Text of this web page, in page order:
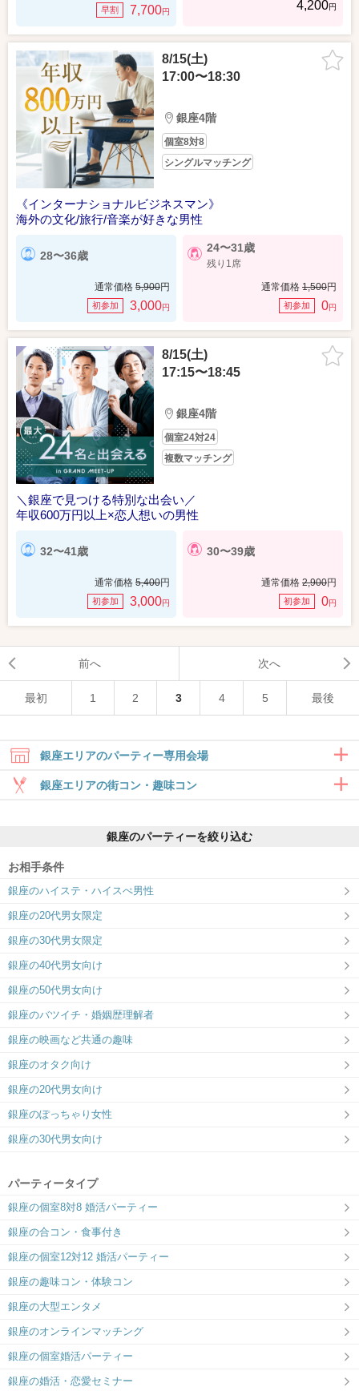
早割 7,700円 4,200円
8/15(土)
17:00〜18:30
銀座4階
個室8対8
シングルマッチング
《インターナショナルビジネスマン》
海外の文化/旅行/音楽が好きな男性
28〜36歳
通常価格 5,900円
初参加 3,000円
24〜31歳
残り1席
通常価格 1,500円
初参加 0円
8/15(土)
17:15〜18:45
銀座4階
個室24対24
複数マッチング
＼銀座で見つける特別な出会い／
年収600万円以上×恋人想いの男性
32〜41歳
通常価格 5,400円
初参加 3,000円
30〜39歳
通常価格 2,900円
初参加 0円
前へ 次へ
最初 1 2 3 4 5 最後
銀座エリアのパーティー専用会場
理想的な出会いを、銀座ラウンジで。
銀座エリアの街コン・趣味コン
6対6～｜食事・ドリンク付きグループト
銀座のパーティーを絞り込む
お相手条件
銀座のハイステ・ハイスぺ男性
銀座の20代男女限定
銀座の30代男女限定
銀座の40代男女向け
銀座の50代男女向け
銀座のバツイチ・婚姻歴理解者
銀座の映画など共通の趣味
銀座のオタク向け
銀座の20代男女向け
銀座のぽっちゃり女性
銀座の30代男女向け
パーティータイプ
銀座の個室8対8 婚活パーティー
銀座の合コン・食事付き
銀座の個室12対12 婚活パーティー
銀座の趣味コン・体験コン
銀座の大型エンタメ
銀座のオンラインマッチング
銀座の個室婚活パーティー
銀座の婚活・恋愛セミナー